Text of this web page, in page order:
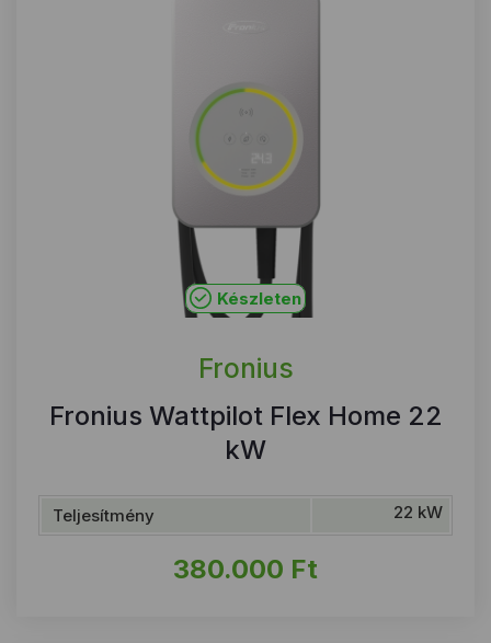
Készleten
Fronius
Fronius Wattpilot Flex Home 22
kW
Teljesítmény 22 kW
380.000 Ft